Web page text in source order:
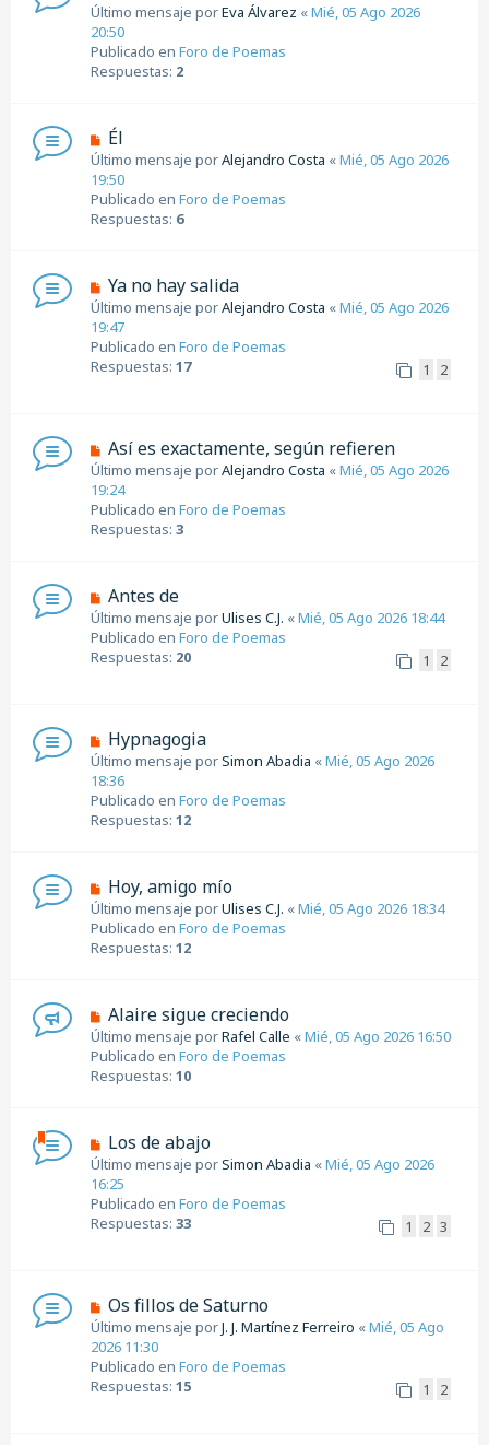
a
j
e
u
e
v
o
s
a
j
e
Último mensaje porEva Álvarez «Mié, 05 Ago 2026
20:50
Publicado en Foro de Poemas
Respuestas: 2
N
u
e
v
o
s
a
j
e
Él
Último mensaje porAlejandro Costa «Mié, 05 Ago 2026
19:50
Publicado en Foro de Poemas
Respuestas: 6
N
u
e
v
o
a
j
e
Ya no hay salida
Último mensaje porAlejandro Costa «Mié, 05 Ago 2026
19:47
Publicado en Foro de Poemas
Respuestas: 17 1 2
N
u
e
v
o
s
a
j
e
Así es exactamente, según refieren
Último mensaje porAlejandro Costa «Mié, 05 Ago 2026
19:24
Publicado en Foro de Poemas
Respuestas: 3
N
u
e
v
n
s
a
j
e
Antes de
Último mensaje porUlises C.J. «Mié, 05 Ago 2026 18:44
Publicado en Foro de Poemas
Respuestas: 20 1 2
N
u
e
v
o
s
a
j
e
Hypnagogia
Último mensaje porSimon Abadia «Mié, 05 Ago 2026
18:36
Publicado en Foro de Poemas
Respuestas: 12
N
u
e
v
n
s
a
j
Hoy, amigo mío
Último mensaje porUlises C.J. «Mié, 05 Ago 2026 18:34
Publicado en Foro de Poemas
Respuestas: 12
N
u
e
v
n
s
a
j
e
Alaire sigue creciendo
Último mensaje porRafel Calle «Mié, 05 Ago 2026 16:50
Publicado en Foro de Poemas
Respuestas: 10
N
u
e
v
o
s
a
j
e
Los de abajo
Último mensaje porSimon Abadia «Mié, 05 Ago 2026
16:25
Publicado en Foro de Poemas
Respuestas: 33 1 2 3
N
u
e
v
o
Os fillos de Saturno
Último mensaje porJ. J. Martínez Ferreiro «Mié, 05 Ago
2026 11:30
Publicado en Foro de Poemas
Respuestas: 15 1 2